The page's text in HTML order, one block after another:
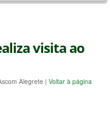
visita ao
Alegrete | Voltar à página